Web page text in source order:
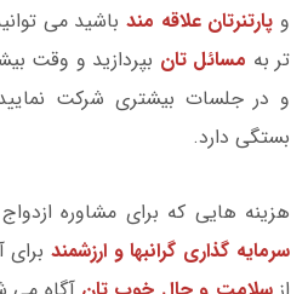
و پارتنرتان علاقه مند باشید می
تر به مسائل تان بپردازید و وقت
و در جلسات بیشتری شرکت
بستگی دارد.
هزینه هایی که برای مشاوره
سرمایه گذاری گرانبها و ارزشمند